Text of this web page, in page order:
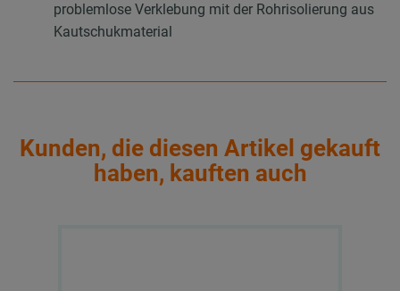
problemlose Verklebung mit der Rohrisolierung aus
Kautschukmaterial
Kunden, die diesen Artikel gekauft
haben, kauften auch